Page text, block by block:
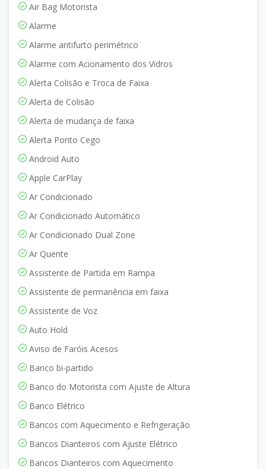
Air Bag Motorista
Alarme
Alarme antifurto perimétrico
Alarme com Acionamento dos Vidros
Alerta Colisão e Troca de Faixa
Alerta de Colisão
Alerta de mudança de faixa
Alerta Ponto Cego
Android Auto
Apple CarPlay
Ar Condicionado
Ar Condicionado Automático
Ar Condicionado Dual Zone
Ar Quente
Assistente de Partida em Rampa
Assistente de permanência em faixa
Assistente de Voz
Auto Hold
Aviso de Faróis Acesos
Banco bi-partido
Banco do Motorista com Ajuste de Altura
Banco Elétrico
Bancos com Aquecimento e Refrigeração
Bancos Dianteiros com Ajuste Elétrico
Bancos Dianteiros com Aquecimento